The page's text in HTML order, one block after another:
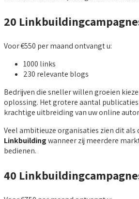
20
Voor €550 per maand ontvangt u:
1000 links
230 relevante blogs
Bedrijven die sneller willen groeien
oplossing. Het grotere aantal
krachtige uitbreiding van uw online
Veel ambitieuze organisaties zien dit als
Linkbuildingwanneer zij meerdere
bedienen.
40